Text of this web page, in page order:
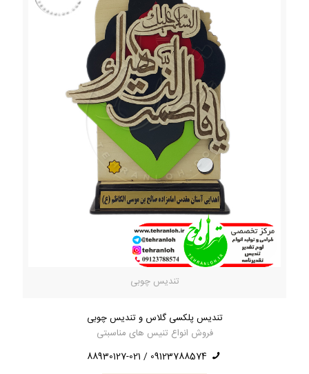
تندیس چوبی
تندیس پلکسی گلاس و تندیس چوبی
فروش انواع تنیس های مناسبتی
09123788574 / 88930127-021